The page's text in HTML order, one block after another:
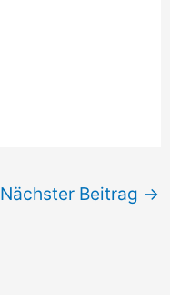
Nächster Beitrag →